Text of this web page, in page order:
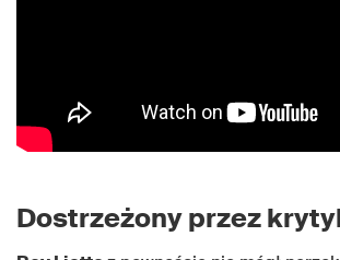
Dostrzeżony przez